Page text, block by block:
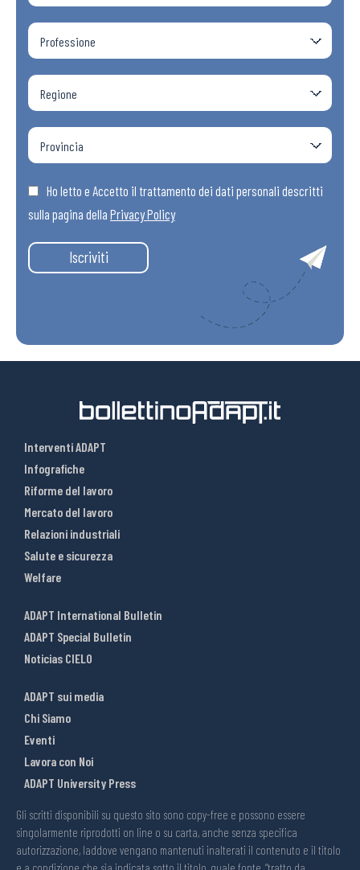
Ho letto e Accetto il trattamento dei dati personali descritti
sulla pagina della Privacy Policy
Iscriviti
Interventi ADAPT
Infografiche
Riforme del lavoro
Mercato del lavoro
Relazioni industriali
Salute e sicurezza
Welfare
ADAPT International Bulletin
ADAPT Special Bulletin
Noticias CIELO
ADAPT sui media
Chi Siamo
Eventi
Lavora con Noi
ADAPT University Press
Gli scritti disponibili su questo sito sono copy-free e possono essere
singolarmente riprodotti on line o su carta, anche senza specifica
autorizzazione, laddove vengano mantenuti inalterati il contenuto e il titolo